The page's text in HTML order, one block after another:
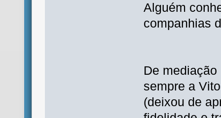
Alguém
companhias
De
sempre a
(deixou de